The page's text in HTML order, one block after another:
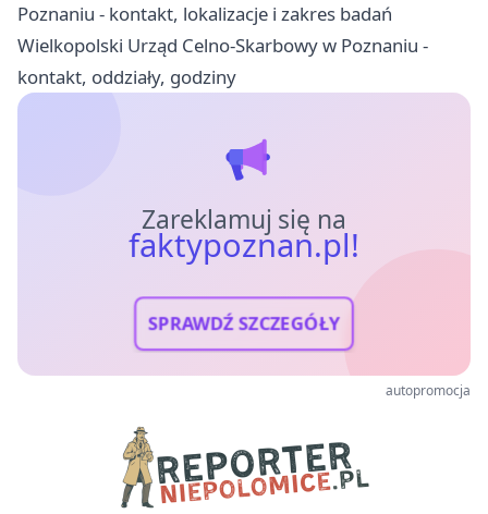
Poznaniu - kontakt, lokalizacje i zakres badań
Wielkopolski Urząd Celno-Skarbowy w Poznaniu -
kontakt, oddziały, godziny
Zareklamuj się na
faktypoznan.pl!
SPRAWDŹ SZCZEGÓŁY
autopromocja